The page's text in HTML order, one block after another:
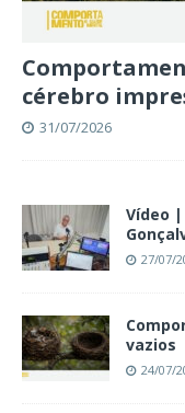
cérebro
31/07/2026
Vídeo
27/07/
vazios
24/07/